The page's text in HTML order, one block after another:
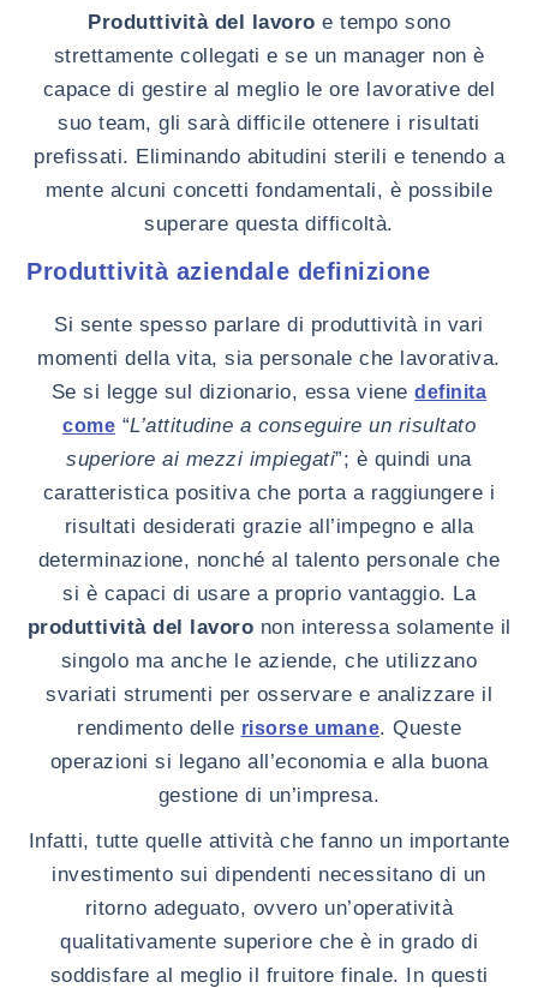
Produttività del lavoro e tempo sono
strettamente collegati e se un manager non è
capace di gestire al meglio le ore lavorative del
suo team, gli sarà difficile ottenere i risultati
prefissati. Eliminando abitudini sterili e tenendo a
mente alcuni concetti fondamentali, è possibile
superare questa difficoltà.
Produttività aziendale definizione
Si sente spesso parlare di produttività in vari
momenti della vita, sia personale che lavorativa.
Se si legge sul dizionario, essa vienedefinita
come “L’attitudine a conseguire un risultato
superiore ai mezzi impiegati”; è quindi una
caratteristica positiva che porta a raggiungere i
risultati desiderati grazie all’impegno e alla
determinazione, nonché al talento personale che
si è capaci di usare a proprio vantaggio. La
produttività del lavoro non interessa solamente il
singolo ma anche le aziende, che utilizzano
svariati strumenti per osservare e analizzare il
rendimento delle risorse umane. Queste
operazioni si legano all’economia e alla buona
gestione di un’impresa.
Infatti, tutte quelle attività che fanno un importante
investimento sui dipendenti necessitano di un
ritorno adeguato, ovvero un’operatività
qualitativamente superiore che è in grado di
soddisfare al meglio il fruitore finale. In questi